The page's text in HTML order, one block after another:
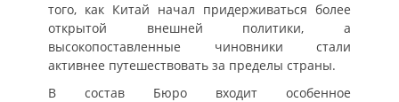
того, как Китай начал придерживаться более
открытой внешней политики, а
высокопоставленные чиновники стали
активнее путешествовать за пределы страны.
В состав Бюро входит особенное